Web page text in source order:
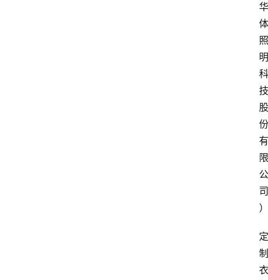
华
体
照
明
科
技
股
份
有
限
公
司
）
定
制
衣